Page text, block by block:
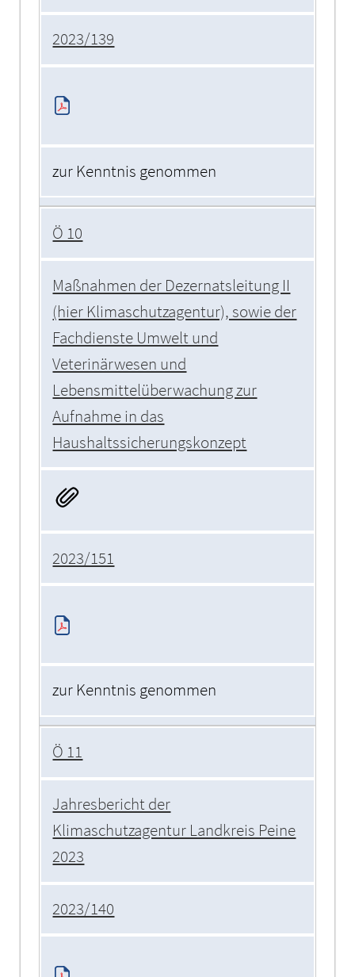
2023/139
zur Kenntnis genommen
Ö 10
Maßnahmen der Dezernatsleitung II
(hier Klimaschutzagentur), sowie der
Fachdienste Umwelt und
Veterinärwesen und
Lebensmittelüberwachung zur
Aufnahme in das
Haushaltssicherungskonzept
2023/151
zur Kenntnis genommen
Ö 11
Jahresbericht der
Klimaschutzagentur Landkreis Peine
2023
2023/140